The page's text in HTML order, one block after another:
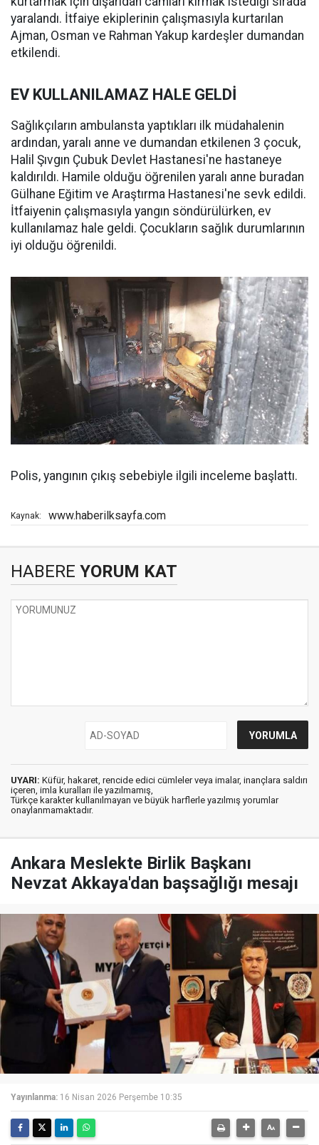
yaralandı. İtfaiye ekiplerinin çalışmasıyla kurtarılan
Ajman, Osman ve Rahman Yakup kardeşler dumandan
etkilendi.
EV KULLANILAMAZ HALE GELDİ
Sağlıkçıların ambulansta yaptıkları ilk müdahalenin
ardından, yaralı anne ve dumandan etkilenen 3 çocuk,
Halil Şıvgın Çubuk Devlet Hastanesi'ne hastaneye
kaldırıldı. Hamile olduğu öğrenilen yaralı anne buradan
Gülhane Eğitim ve Araştırma Hastanesi'ne sevk edildi.
İtfaiyenin çalışmasıyla yangın söndürülürken, ev
kullanılamaz hale geldi. Çocukların sağlık durumlarının
iyi olduğu öğrenildi.
Polis, yangının çıkış sebebiyle ilgili inceleme başlattı.
Kaynak: www.haberilksayfa.com
HABERE YORUM KAT
UYARI: Küfür, hakaret, rencide edici cümleler veya imalar, inançlara saldırı
içeren, imla kuralları ile yazılmamış,
Türkçe karakter kullanılmayan ve büyük harflerle yazılmış yorumlar
onaylanmamaktadır.
Ankara Meslekte Birlik Başkanı
Nevzat Akkaya'dan başsağlığı mesajı
Yayınlanma: 16 Nisan 2026 Perşembe 10:35